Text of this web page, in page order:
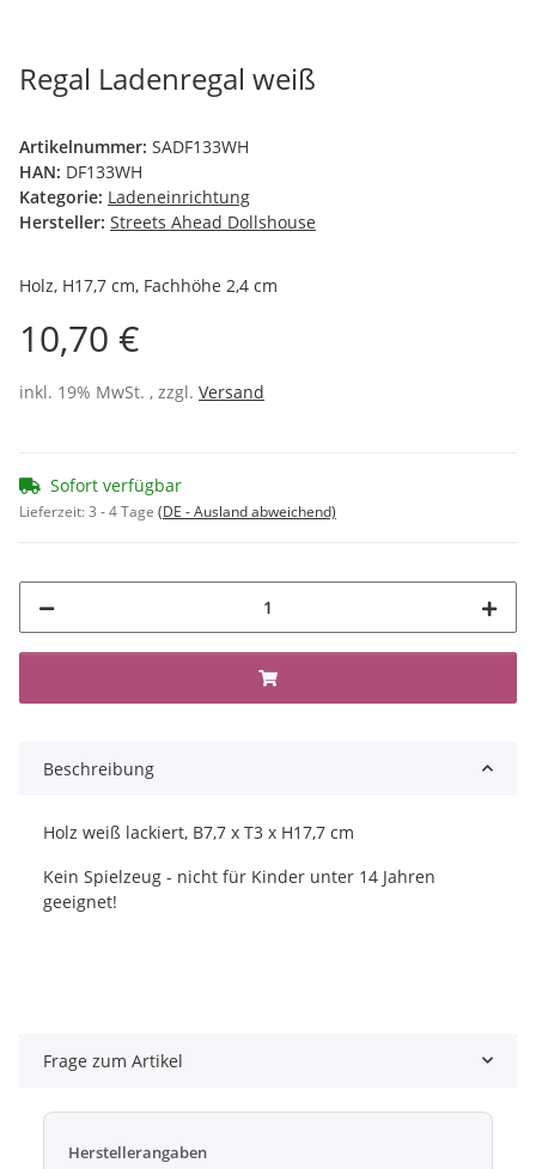
Regal Ladenregal weiß
Artikelnummer: SADF133WH
HAN: DF133WH
Kategorie: Ladeneinrichtung
Hersteller: Streets Ahead Dollshouse
Holz, H17,7 cm, Fachhöhe 2,4 cm
10,70 €
inkl. 19% MwSt. , zzgl. Versand
Sofort verfügbar
Lieferzeit:3 - 4 Tage (DE - Ausland abweichend)
Beschreibung
Holz weiß lackiert, B7,7 x T3 x H17,7 cm
Kein Spielzeug - nicht für Kinder unter 14 Jahren
geeignet!
Frage zum Artikel
Herstellerangaben